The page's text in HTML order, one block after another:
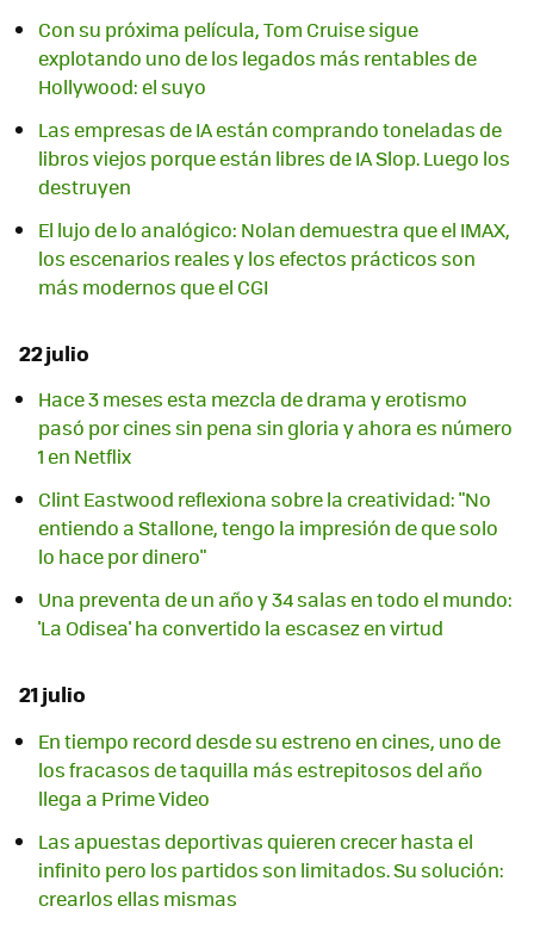
Con su próxima película, Tom Cruise sigue
explotando uno de los legados más rentables de
Hollywood: el suyo
Las empresas de IA están comprando toneladas de
libros viejos porque están libres de IA Slop. Luego los
destruyen
El lujo de lo analógico: Nolan demuestra que el IMAX,
los escenarios reales y los efectos prácticos son
más modernos que el CGI
22 julio
Hace 3 meses esta mezcla de drama y erotismo
pasó por cines sin pena sin gloria y ahora es número
1 en Netflix
Clint Eastwood reflexiona sobre la creatividad: "No
entiendo a Stallone, tengo la impresión de que solo
lo hace por dinero"
Una preventa de un año y 34 salas en todo el mundo:
'La Odisea' ha convertido la escasez en virtud
21 julio
En tiempo record desde su estreno en cines, uno de
los fracasos de taquilla más estrepitosos del año
llega a Prime Video
Las apuestas deportivas quieren crecer hasta el
infinito pero los partidos son limitados. Su solución:
crearlos ellas mismas